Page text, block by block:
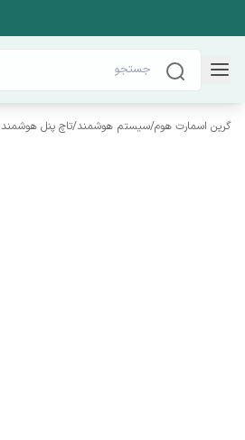
گرین اسمارت هوم/سیستم هوشمند/تاچ پنل هوشمند